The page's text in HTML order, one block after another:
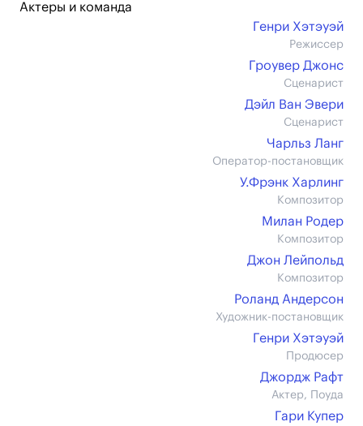
Актеры и команда
Генри Хэтэуэй
Режиссер
Гроувер Джонс
Сценарист
Дэйл Ван Эвери
Сценарист
Чарльз Ланг
Оператор-постановщик
У.Фрэнк Харлинг
Композитор
Милан Родер
Композитор
Джон Лейпольд
Композитор
Роланд Андерсон
Художник-постановщик
Генри Хэтэуэй
Продюсер
Джордж Рафт
Актер, Поуда
Гари Купер